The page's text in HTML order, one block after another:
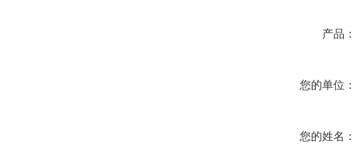
产品：
您的单位：
您的姓名：